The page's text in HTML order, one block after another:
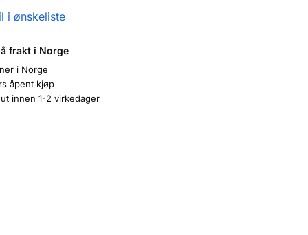
i ønskeliste
frakt i Norge
i Norge
åpent kjøp
innen 1-2 virkedager